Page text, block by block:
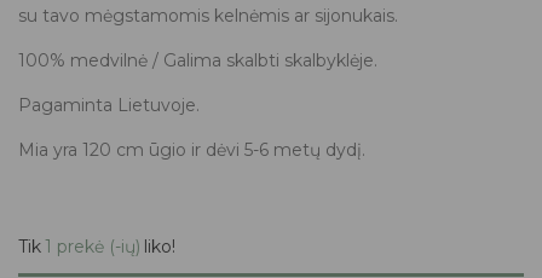
su tavo mėgstamomis kelnėmis ar sijonukais.
100% medvilnė / Galima skalbti skalbyklėje.
Pagaminta Lietuvoje.
Mia yra 120 cm ūgio ir dėvi 5-6 metų dydį.
Tik1 prekė (-ių) liko!